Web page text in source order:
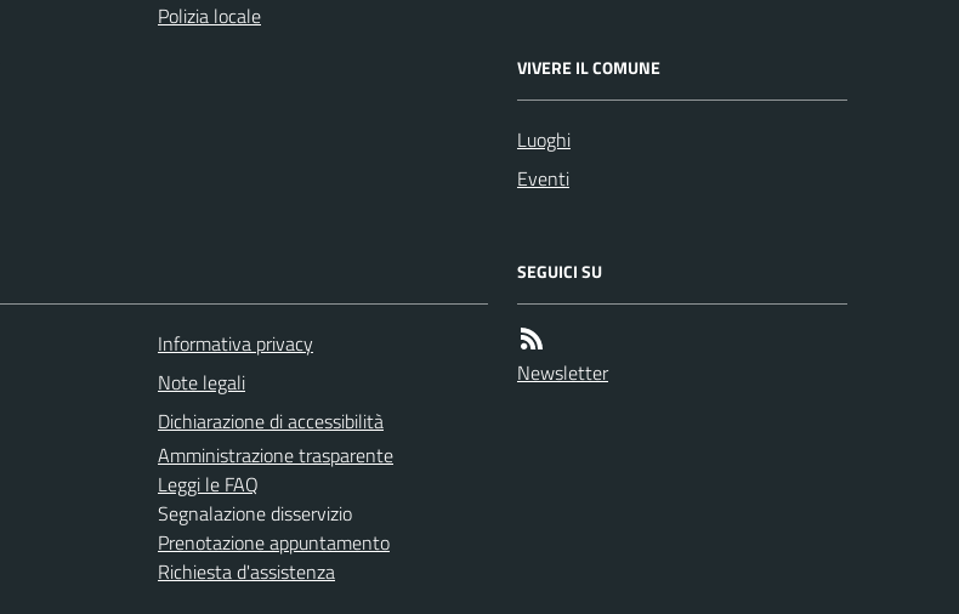
Polizia locale
VIVERE IL COMUNE
Luoghi
Eventi
Informativa privacy
Note legali
Dichiarazione di accessibilità
Amministrazione trasparente
Leggi le FAQ
Segnalazione disservizio
Prenotazione appuntamento
Richiesta d'assistenza
SEGUICI SU
Newsletter